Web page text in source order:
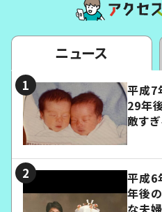
ニュース
平成7
29年
敵すぎ
平成6
年後
な夫